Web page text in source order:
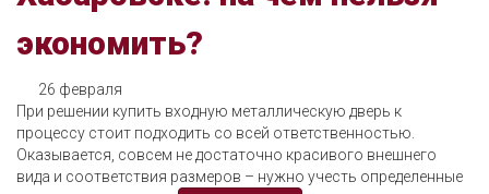
экономить?
26 февраля
При решении купить входную металлическую дверь к
процессу стоит подходить со всей ответственностью.
Оказывается, совсем не достаточно красивого внешнего
вида и соответствия размеров – нужно учесть определенные